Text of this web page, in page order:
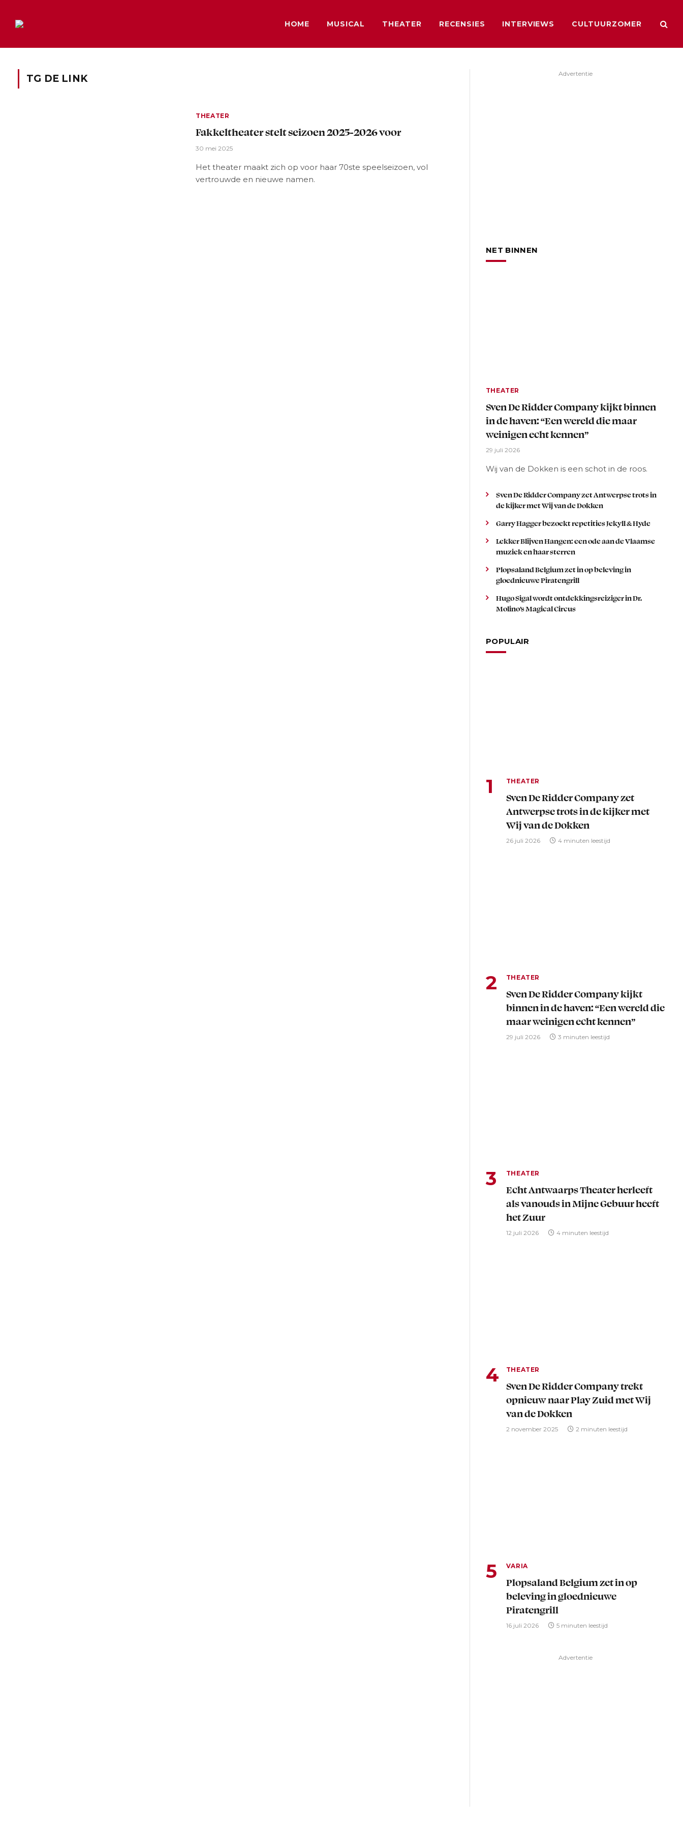
HOME MUSICAL THEATER RECENSIES INTERVIEWS CULTUURZOMER
TG DE LINK
THEATER
Fakkeltheater stelt seizoen 2025-2026 voor
30 mei 2025
Het theater maakt zich op voor haar 70ste speelseizoen, vol
vertrouwde en nieuwe namen.
Advertentie
NET BINNEN
THEATER
Sven De Ridder Company kijkt binnen
in de haven: “Een wereld die maar
weinigen echt kennen”
29 juli 2026
Wij van de Dokken is een schot in de roos.
Sven De Ridder Company zet Antwerpse trots in
de kijker met Wij van de Dokken
Garry Hagger bezoekt repetities Jekyll & Hyde
Lekker Blijven Hangen: een ode aan de Vlaamse
muziek en haar sterren
Plopsaland Belgium zet in op beleving in
gloednieuwe Piratengrill
Hugo Sigal wordt ontdekkingsreiziger in Dr.
Molino’s Magical Circus
POPULAIR
THEATER
Sven De Ridder Company zet
Antwerpse trots in de kijker met
Wij van de Dokken
26 juli 2026 4 minuten leestijd
THEATER
Sven De Ridder Company kijkt
binnen in de haven: “Een wereld die
maar weinigen echt kennen”
29 juli 2026 3 minuten leestijd
THEATER
Echt Antwaarps Theater herleeft
als vanouds in Mijne Gebuur heeft
het Zuur
12 juli 2026 4 minuten leestijd
THEATER
Sven De Ridder Company trekt
opnieuw naar Play Zuid met Wij
van de Dokken
2 november 2025 2 minuten leestijd
VARIA
Plopsaland Belgium zet in op
beleving in gloednieuwe
Piratengrill
16 juli 2026 5 minuten leestijd
Advertentie